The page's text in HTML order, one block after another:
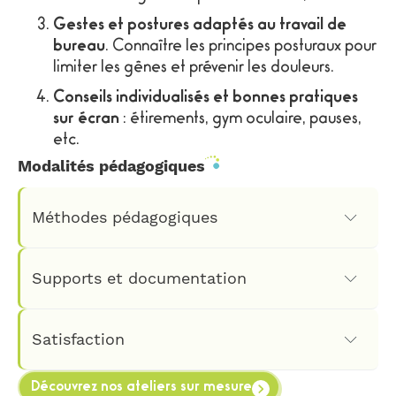
Gestes et postures adaptés au travail de
bureau. Connaître les principes posturaux pour
limiter les gênes et prévenir les douleurs.
Conseils individualisés et bonnes pratiques
sur écran : étirements, gym oculaire, pauses,
etc.
Modalités pédagogiques
Méthodes pédagogiques
Pédagogie participative axée sur la
Atelier en face-à-face : contenu adapté
des participants
Supports et documentation
Remise des fiches pratiques adaptées aux
ou PDF)
Satisfaction
Rapide questionnaire de satisfaction à
Découvrez nos ateliers sur mesure